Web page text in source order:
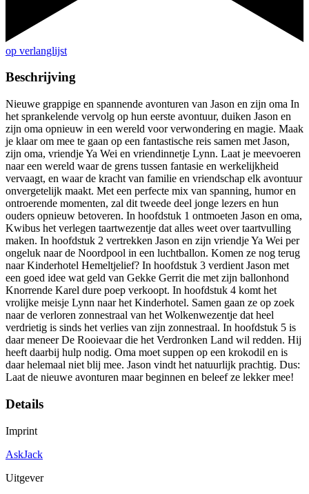
op verlanglijst
Beschrijving
Nieuwe grappige en spannende avonturen van Jason en zijn oma In
het sprankelende vervolg op hun eerste avontuur, duiken Jason en
zijn oma opnieuw in een wereld voor verwondering en magie. Maak
je klaar om mee te gaan op een fantastische reis samen met Jason,
zijn oma, vriendje Ya Wei en vriendinnetje Lynn. Laat je meevoeren
naar een wereld waar de grens tussen fantasie en werkelijkheid
vervaagt, en waar de kracht van familie en vriendschap elk avontuur
onvergetelijk maakt. Met een perfecte mix van spanning, humor en
ontroerende momenten, zal dit tweede deel jonge lezers en hun
ouders opnieuw betoveren. In hoofdstuk 1 ontmoeten Jason en oma,
Kwibus het verlegen taartwezentje dat alles weet over taartvulling
maken. In hoofdstuk 2 vertrekken Jason en zijn vriendje Ya Wei per
ongeluk naar de Noordpool in een luchtballon. Komen ze nog terug
naar Kinderhotel Hemeltjelief? In hoofdstuk 3 verdient Jason met
een goed idee wat geld van Gekke Gerrit die met zijn ballonhond
Knorrende Karel dure poep verkoopt. In hoofdstuk 4 komt het
vrolijke meisje Lynn naar het Kinderhotel. Samen gaan ze op zoek
naar de verloren zonnestraal van het Wolkenwezentje dat heel
verdrietig is sinds het verlies van zijn zonnestraal. In hoofdstuk 5 is
daar meneer De Rooievaar die het Verdronken Land wil redden. Hij
heeft daarbij hulp nodig. Oma moet suppen op een krokodil en is
daar helemaal niet blij mee. Jason vindt het natuurlijk prachtig. Dus:
Laat de nieuwe avonturen maar beginnen en beleef ze lekker mee!
Details
Imprint
AskJack
Uitgever